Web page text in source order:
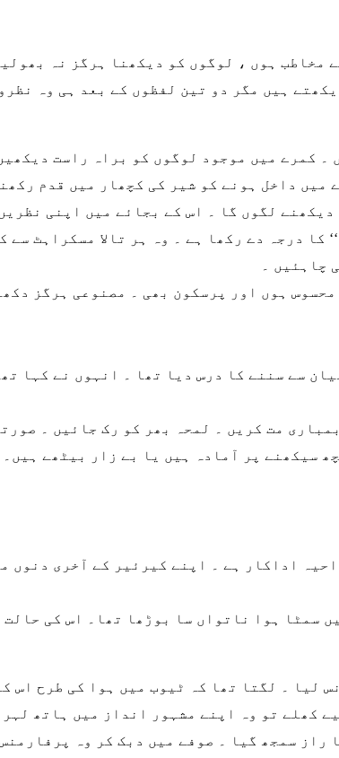
ہوں ، لوگوں کو دیکھنا ہرگز نہ
ہیں مگر دو تین لفظوں کے بعد ہی وہ
کمرے میں موجود لوگوں کو براہ راست
داخل ہونے کو شیر کی کچھار میں قدم
لگوں گا ۔ اس کے بجائے میں اپنی
کا درجہ دے رکھا ہے ۔ وہ ہر تالا مسکراہٹ
چاہئیں ۔
ہوں اور پرسکون بھی ۔ مصنوعی ہرگز
سے سننے کا درس دیا تھا ۔ انہوں نے کہا
مت کریں ۔ لمحہ بھر کو رک جائیں ۔
سیکھنے پر آمادہ ہیں یا بے زار بیٹھے
اداکار ہے ۔ اپنے کیرئیر کے آخری دنوں
سمٹا ہوا ناتواں سا بوڑھا تھا۔ اس کی
لیا ۔ لگتا تھا کہ ٹیوب میں ہوا کی طرح اس
کھلے تو وہ اپنے مشہور انداز میں ہاتھ
سمجھ گیا ۔ صوفے میں دبک کر وہ